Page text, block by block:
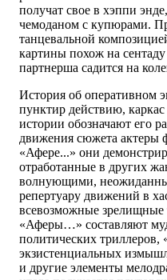
получат свое в хэппи
чемоданом с купюрами.
танцевальной
картины похож на
партнерша садится на
История об оперативном
пунктир действию,
истории обозначают его
движения сюжета актеры
«Афере...» они
отработанные в других
волнующими,
репертуару движений в
всевозможные
«Аферы…» составляют
политических триллеров,
экзистенциальных
и другие элементы